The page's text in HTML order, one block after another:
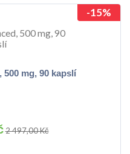
mg, 90 kapslí
2 497,00 Kč
-15%